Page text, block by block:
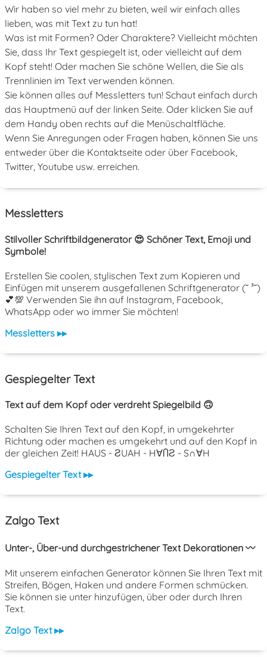
Wir haben so viel mehr zu bieten, weil wir einfach alles
lieben, was mit Text zu tun hat!
Was ist mit Formen? Oder Charaktere? Vielleicht möchten
Sie, dass Ihr Text gespiegelt ist, oder vielleicht auf dem
Kopf steht! Oder machen Sie schöne Wellen, die Sie als
Trennlinien im Text verwenden können.
Sie können alles auf Messletters tun! Schaut einfach durch
das Hauptmenü auf der linken Seite. Oder klicken Sie auf
dem Handy oben rechts auf die Menüschaltfläche.
Wenn Sie Anregungen oder Fragen haben, können Sie uns
entweder über die Kontaktseite oder über Facebook,
Twitter, Youtube usw. erreichen.
Messletters
Stilvoller Schriftbildgenerator 😍 Schöner Text, Emoji und
Symbole!
Erstellen Sie coolen, stylischen Text zum Kopieren und
Einfügen mit unserem ausgefallenen Schriftgenerator (˘ ³˘)
💕💯 Verwenden Sie ihn auf Instagram, Facebook,
WhatsApp oder wo immer Sie möchten!
Messletters ▸▸
Gespiegelter Text
Text auf dem Kopf oder verdreht Spiegelbild 🙃
Schalten Sie Ihren Text auf den Kopf, in umgekehrter
Richtung oder machen es umgekehrt und auf den Kopf in
der gleichen Zeit! HAUS - ƧUAH - H∀ႶƧ - S∩∀H
Gespiegelter Text ▸▸
Zalgo Text
Unter-, Über-und durchgestrichener Text Dekorationen 〰️
Mit unserem einfachen Generator können Sie Ihren Text mit
Streifen, Bögen, Haken und andere Formen schmücken.
Sie können sie unter hinzufügen, über oder durch Ihren
Text.
Zalgo Text ▸▸